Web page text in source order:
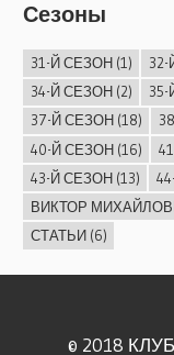
Сезоны
31-Й СЕЗОН(1)
34-Й СЕЗОН(2)
37-Й СЕЗОН(18)
40-Й СЕЗОН(16)
43-Й СЕЗОН(13)
ВИКТОР
СТАТЬИ(6)
© 2018